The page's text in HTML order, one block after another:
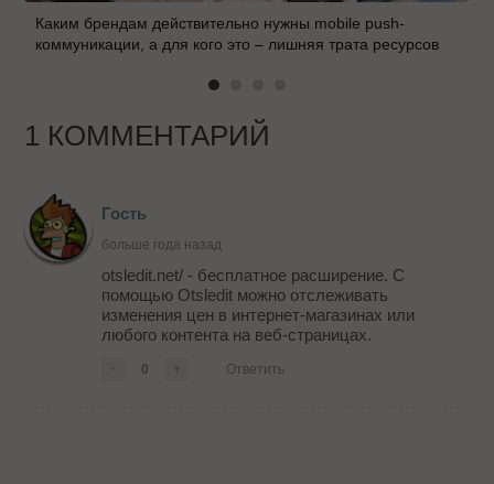
Каким брендам действительно нужны mobile push-
коммуникации, а для кого это – лишняя трата ресурсов
1 КОММЕНТАРИЙ
Гость
больше года назад
otsledit.net/ - бесплатное расширение. С
помощью Otsledit можно отслеживать
изменения цен в интернет-магазинах или
любого контента на веб-страницах.
0 Ответить